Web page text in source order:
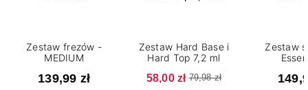
Zestaw frezów -
MEDIUM
139,99 zł
Zestaw Hard Base i
Hard Top 7,2 ml
58,00 zł 79,98 zł
Zestaw